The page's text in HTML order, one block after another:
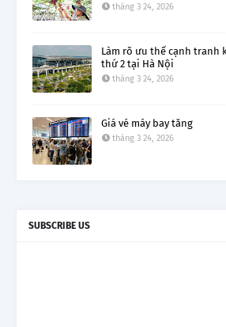
tháng 3 24, 2026
Làm rõ ưu thế cạnh tranh
thứ 2 tại Hà Nội
tháng 3 24, 2026
Giá vé máy bay tăng
tháng 3 24, 2026
SUBSCRIBE US